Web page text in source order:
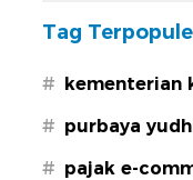
Tag
# kementerian
# purbaya
# pajak e-